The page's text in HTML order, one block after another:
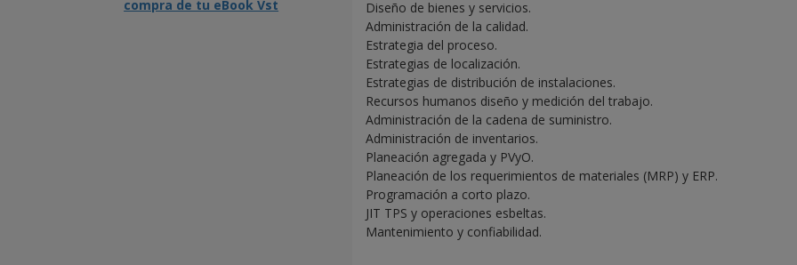
compra de tu eBook Vst
Diseño de bienes y servicios.
Administración de la calidad.
Estrategia del proceso.
Estrategias de localización.
Estrategias de distribución de instalaciones.
Recursos humanos diseño y medición del trabajo.
Administración de la cadena de suministro.
Administración de inventarios.
Planeación agregada y PVyO.
Planeación de los requerimientos de materiales (MRP) y ERP.
Programación a corto plazo.
JIT TPS y operaciones esbeltas.
Mantenimiento y confiabilidad.